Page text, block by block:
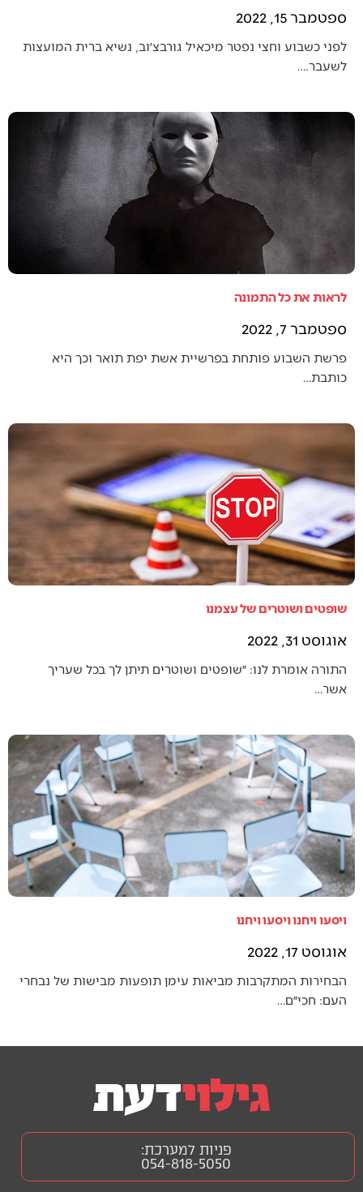
ספטמבר 15, 2022
לפני כשבוע וחצי נפטר מיכאיל גורבצ׳וב, נשיא ברית המועצות
לשעבר.…
לראות את כל התמונה
ספטמבר 7, 2022
פרשת השבוע פותחת בפרשיית אשת יפת תואר וכך היא
כותבת…
שופטים ושוטרים של עצמנו
אוגוסט 31, 2022
התורה אומרת לנו: ״שופטים ושוטרים תיתן לך בכל שעריך
אשר…
ויסעו ויחנו ויסעו ויחנו
אוגוסט 17, 2022
הבחירות המתקרבות מביאות עימן תופעות מבישות של נבחרי
העם: חכי״ם…
פניות למערכת:
054-818-5050